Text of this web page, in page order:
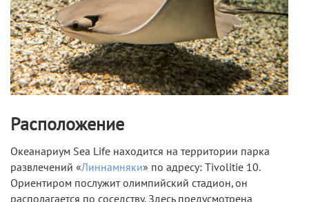
Расположение
Океанариум Sea Life находится на территории парка
развлечений «Линнамняки» по адресу: Tivolitie 10.
Ориентиром послужит олимпийский стадион, он
располагается по соседству. Здесь предусмотрена